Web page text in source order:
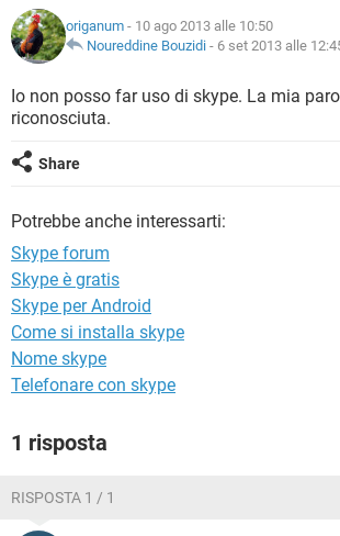
TIKTOK
HARDWARE
INSTAGRAM WHATSAPP
TIKTOK
HARDWARE
INTRATTENIMENTO
iOS WINDOWS
WHATSAPP
TIKTOK
HARDWARE
COVID-19 GAMING
INTRATTENIMENTO
iOS WINDOWS
HARDWARE
GLOSSARIO
GAMING
INTRATTENIMENTO
iOS
HARDWARE
origanum - 10 ago 2013 alle 10:50
Noureddine Bouzidi - 6 set 2013 alle
Io non posso far uso di skype. La mia
riconosciuta.
Share
Potrebbe anche interessarti:
Skype forum
Skype è gratis
Skype per Android
Come si installa skype
Nome skype
Telefonare con skype
1 risposta
RISPOSTA 1 / 1